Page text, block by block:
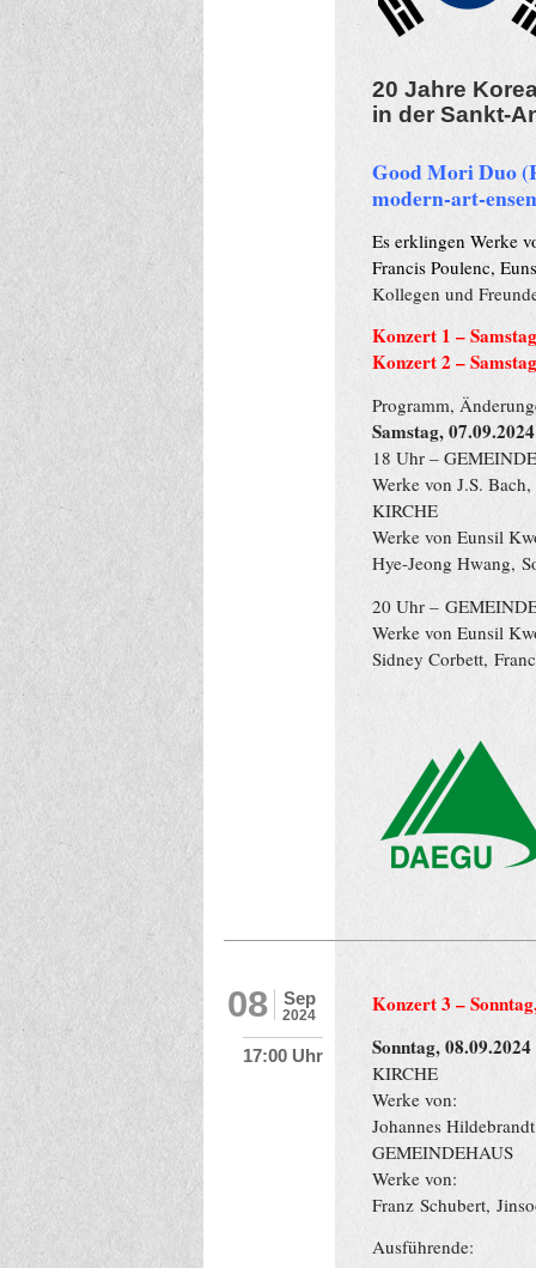
20 Jahre
in der Sankt-
Good Mori Duo
modern-art-
Es erklingen Werke
Francis Poulenc,
Kollegen und
Konzert 1 –
Konzert 2 –
Programm,
Samstag,
18 Uhr –
Werke von J.S.
KIRCHE
Werke von Eunsil
Hye-Jeong Hwang,
20 Uhr –
Werke vonEunsil
Sidney Corbett,
Sep
2024
08
17:00 Uhr
Konzert 3 –
Sonntag, 08.09.2024
KIRCHE
Werke von:
Johannes
GEMEINDEHAUS
Werke von:
FranzSchubert,
Ausführende: